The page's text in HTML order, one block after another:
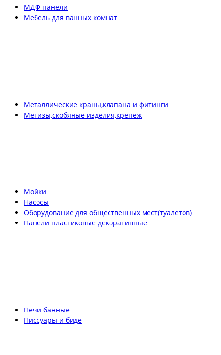
МДФ панели
Мебель для ванных комнат
Металлические краны,клапана и фитинги
Метизы,скобяные изделия,крепеж
Мойки
Насосы
Оборудование для общественных мест(туалетов)
Панели пластиковые декоративные
Печи банные
Писсуары и биде